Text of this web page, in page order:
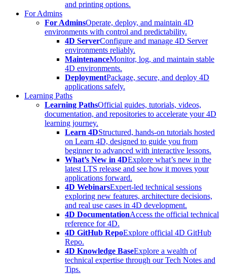
and printing options.
For Admins
For AdminsOperate, deploy, and maintain 4D
environments with control and predictability.
4D ServerConfigure and manage 4D Server
environments reliably.
MaintenanceMonitor, log, and maintain stable
4D environments.
DeploymentPackage, secure, and deploy 4D
applications safely.
Learning Paths
Learning PathsOfficial guides, tutorials, videos,
documentation, and repositories to accelerate your 4D
learning journey.
Learn 4DStructured, hands-on tutorials hosted
on Learn 4D, designed to guide you from
beginner to advanced with interactive lessons.
What’s New in 4DExplore what’s new in the
latest LTS release and see how it moves your
applications forward.
4D WebinarsExpert-led technical sessions
exploring new features, architecture decisions,
and real use cases in 4D development.
4D DocumentationAccess the official technical
reference for 4D.
4D GitHub RepoExplore official 4D GitHub
Repo.
4D Knowledge BaseExplore a wealth of
technical expertise through our Tech Notes and
Tips.